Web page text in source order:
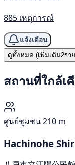
885 เหตุการณ์
แจ้งเตือน
ดูทั้งหมด (เพิ่มเติม2รา
สถานที่ใกล้เ
ศูนย์ชุมชน210 m
Hachinohe